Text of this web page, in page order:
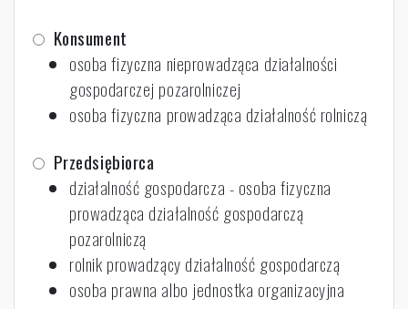
Konsument
osoba fizyczna nieprowadząca działalności
gospodarczej pozarolniczej
osoba fizyczna prowadząca działalność rolniczą
Przedsiębiorca
działalność gospodarcza - osoba fizyczna
prowadząca działalność gospodarczą
pozarolniczą
rolnik prowadzący działalność gospodarczą
osoba prawna albo jednostka organizacyjna